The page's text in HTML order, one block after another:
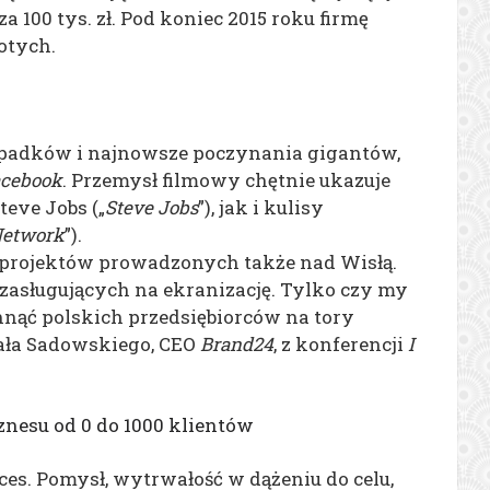
100 tys. zł. Pod koniec 2015 roku firmę
i najnowsze poczynania gigantów,
. Przemysł filmowy chętnie ukazuje
Jobs („Steve Jobs”), jak i kulisy
”).
prowadzonych także nad Wisłą.
na ekranizację. Tylko czy my
polskich przedsiębiorców na tory
Sadowskiego, CEO Brand24, z konferencji I
od 0 do 1000 klientów
Pomysł, wytrwałość w dążeniu do celu,